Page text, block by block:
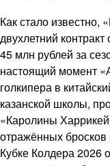
Как стало
двухлетний
45 млн рублей за
настоящий момент
голкипера в
казанской школы,
«Каролины
отражённых
Кубке Колдера 2026